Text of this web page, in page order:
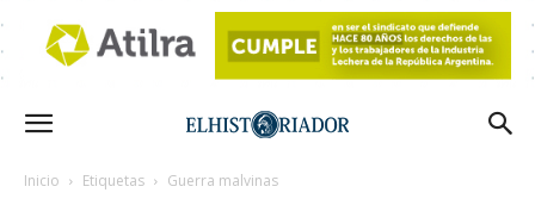
Inicio Etiquetas Guerra malvinas